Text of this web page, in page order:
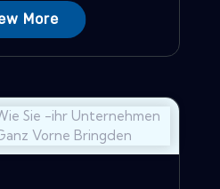
More